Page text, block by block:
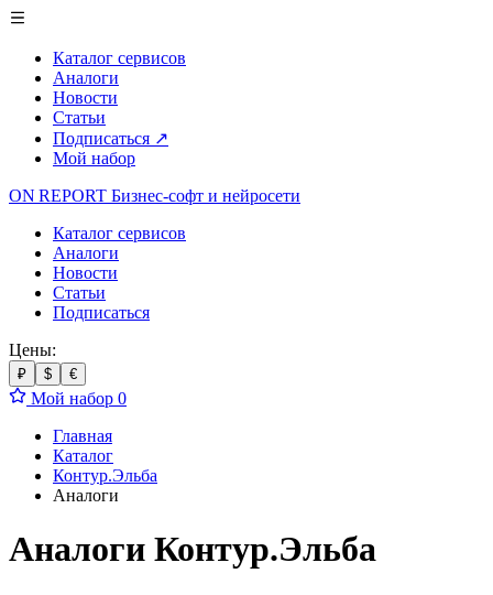
Каталог сервисов
Аналоги
Новости
Статьи
Подписаться ↗
Мой набор
ON REPORT Бизнес-софт и нейросети
Каталог сервисов
Аналоги
Новости
Статьи
Подписаться
Цены:
₽ $ €
Мой набор 0
Главная
Каталог
Контур.Эльба
Аналоги
Аналоги Контур.Эльба